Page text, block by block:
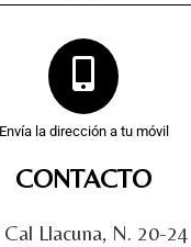
Envía la dirección a tu móvil
CONTACTO
Cal Llacuna, N. 20-24